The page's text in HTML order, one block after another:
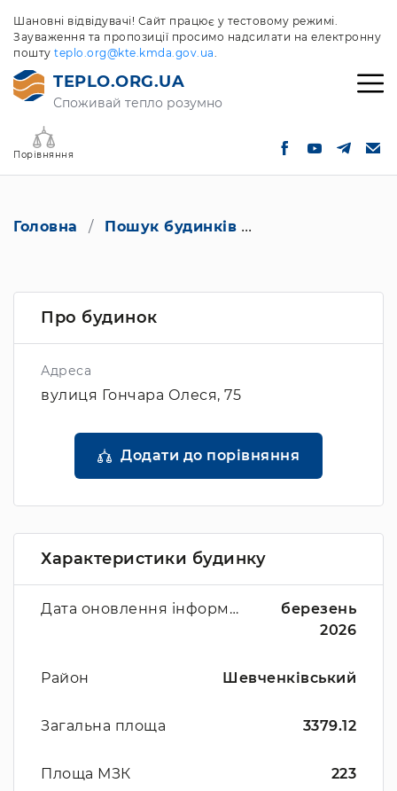
Шановні відвідувачі! Сайт працює у тестовому режимі.
Зауваження та пропозиції просимо надсилати на електронну
пошту teplo.org@kte.kmda.gov.ua.
TEPLO.ORG.UA
Споживай тепло розумно
Порівняння
Головна Пошук будинків
Про будинок
Адреса
вулиця Гончара Олеся, 75
Додати до порівняння
Характеристики будинку
Дата оновлення інформації
березень
2026
Район Шевченківський
Загальна площа 3379.12
Площа МЗК 223